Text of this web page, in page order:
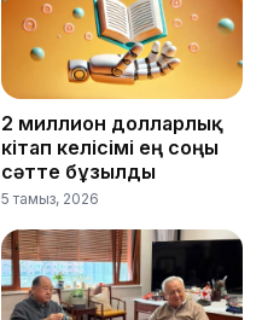
2 миллион долларлық
кітап келісімі ең соңғы
сәтте бұзылды
5 тамыз, 2026